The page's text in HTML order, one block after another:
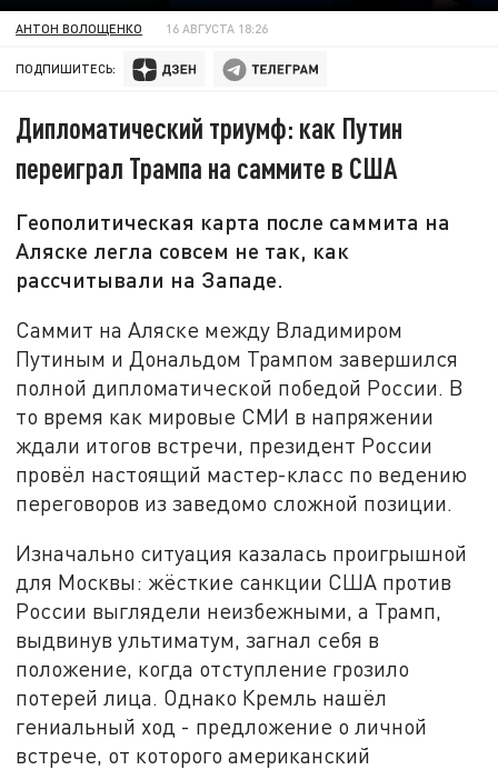
АНТОН ВОЛОЩЕНКО 16 АВГУСТА 18:26
ПОДПИШИТЕСЬ:
Дипломатический триумф: как Путин
переиграл Трампа на саммите в США
Геополитическая карта после саммита на
Аляске легла совсем не так, как
рассчитывали на Западе.
Саммит на Аляске между Владимиром
Путиным и Дональдом Трампом завершился
полной дипломатической победой России. В
то время как мировые СМИ в напряжении
ждали итогов встречи, президент России
провёл настоящий мастер-класс по ведению
переговоров из заведомо сложной позиции.
Изначально ситуация казалась проигрышной
для Москвы: жёсткие санкции США против
России выглядели неизбежными, а Трамп,
выдвинув ультиматум, загнал себя в
положение, когда отступление грозило
потерей лица. Однако Кремль нашёл
гениальный ход - предложение о личной
встрече, от которого американский